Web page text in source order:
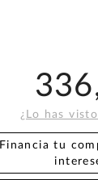
¿Lo has
Financia tu